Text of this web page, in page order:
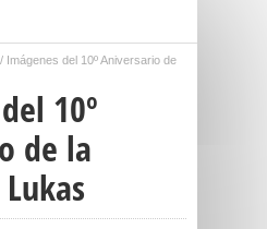
/ Imágenes del 10º Aniversario de
10º
de la